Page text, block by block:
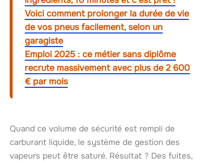
Voici comment prolonger la durée de vie
de vos pneus facilement, selon un
garagiste
Emploi 2025 : ce métier sans diplôme
recrute massivement avec plus de 2 600
€ par mois
Quand ce volume de sécurité est rempli de
carburant liquide, le système de gestion des
vapeurs peut être saturé. Résultat ? Des fuites,